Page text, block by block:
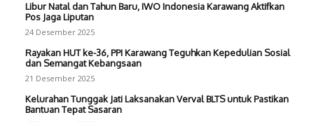
Libur Natal dan Tahun Baru, IWO Indonesia Karawang Aktifkan
Pos Jaga Liputan
24 Desember 2025
Rayakan HUT ke-36, PPI Karawang Teguhkan Kepedulian Sosial
dan Semangat Kebangsaan
21 Desember 2025
Kelurahan Tunggak Jati Laksanakan Verval BLTS untuk Pastikan
Bantuan Tepat Sasaran